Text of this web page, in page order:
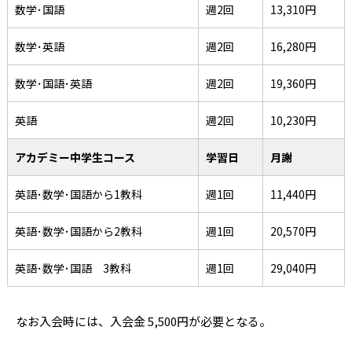
数学･国語 週2回 13,310円
数学･英語 週2回 16,280円
数学･国語･英語 週2回 19,360円
英語 週2回 10,230円
アカデミー中学生コース 学習日 月謝
英語･数学･国語から1教科 週1回 11,440円
英語･数学･国語から2教科 週1回 20,570円
英語･数学･国語 3教科 週1回 29,040円
なお入会時には、入会金 5,500円が必要となる。